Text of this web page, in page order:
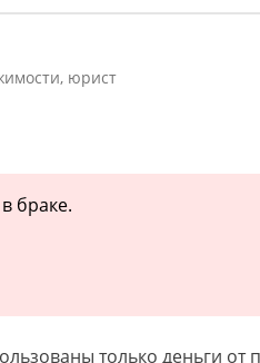
юрист
браке.
только деньги от